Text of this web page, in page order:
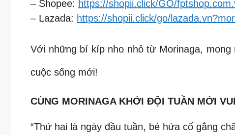
– Shopee: https://shopii.click/GO/
– Lazada: https://shopii.click/go/
Với những bí kíp nho nhỏ từ Morinaga,
cuộc sống mới!
CÙNG MORINAGA KHỞI ĐỘI TUẦN MỚI
“Thứ hai là ngày đầu tuần, bé hứa cố gắng